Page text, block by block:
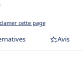
cette page
Avis